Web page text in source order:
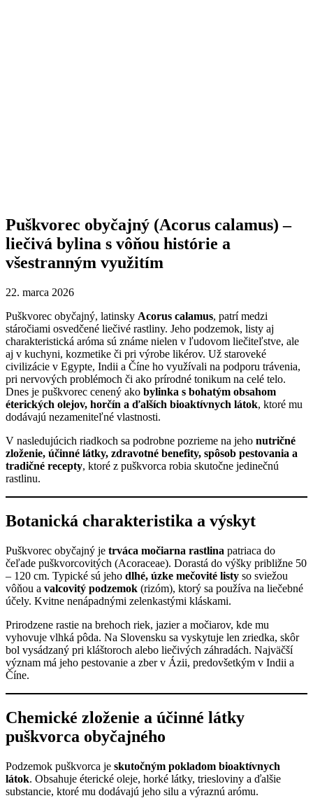
Puškvorec obyčajný (Acorus calamus) –
liečivá bylina s vôňou histórie a
všestranným využitím
22. marca 2026
Puškvorec obyčajný, latinsky Acorus calamus, patrí medzi
stáročiami osvedčené liečivé rastliny. Jeho podzemok, listy aj
charakteristická aróma sú známe nielen v ľudovom liečiteľstve, ale
aj v kuchyni, kozmetike či pri výrobe likérov. Už staroveké
civilizácie v Egypte, Indii a Číne ho využívali na podporu trávenia,
pri nervových problémoch či ako prírodné tonikum na celé telo.
Dnes je puškvorec cenený ako bylinka s bohatým obsahom
éterických olejov, horčín a ďalších bioaktívnych látok, ktoré mu
dodávajú nezameniteľné vlastnosti.
V nasledujúcich riadkoch sa podrobne pozrieme na jeho nutričné
zloženie, účinné látky, zdravotné benefity, spôsob pestovania a
tradičné recepty, ktoré z puškvorca robia skutočne jedinečnú
rastlinu.
Botanická charakteristika a výskyt
Puškvorec obyčajný je trváca močiarna rastlina patriaca do
čeľade puškvorcovitých (Acoraceae). Dorastá do výšky približne 50
– 120 cm. Typické sú jeho dlhé, úzke mečovité listy so sviežou
vôňou a valcovitý podzemok (rizóm), ktorý sa používa na liečebné
účely. Kvitne nenápadnými zelenkastými kláskami.
Prirodzene rastie na brehoch riek, jazier a močiarov, kde mu
vyhovuje vlhká pôda. Na Slovensku sa vyskytuje len zriedka, skôr
bol vysádzaný pri kláštoroch alebo liečivých záhradách. Najväčší
význam má jeho pestovanie a zber v Ázii, predovšetkým v Indii a
Číne.
Chemické zloženie a účinné látky
puškvorca obyčajného
Podzemok puškvorca je skutočným pokladom bioaktívnych
látok. Obsahuje éterické oleje, horké látky, triesloviny a ďalšie
substancie, ktoré mu dodávajú jeho silu a výraznú arómu.